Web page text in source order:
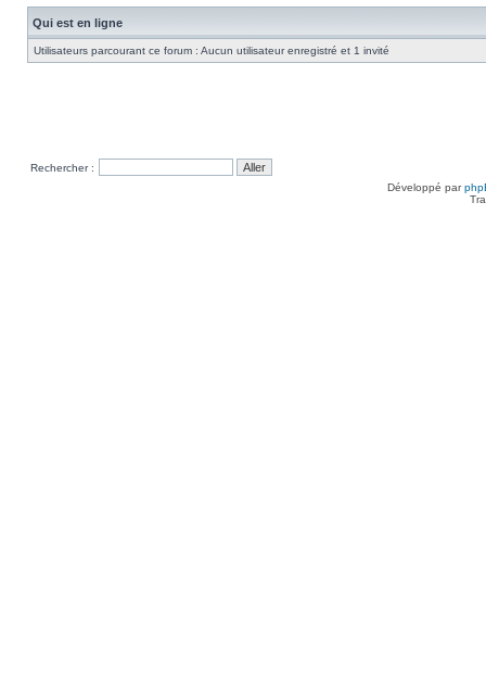
Qui est en ligne
Utilisateurs parcourant ce forum : Aucun utilisateur enregistré et 1 invité
Rechercher :
Développé par